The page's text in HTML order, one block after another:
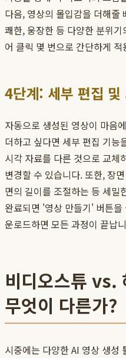
다음, 영상의 몰입감을 더해줄
쾌한, 웅장한 등 다양한 분위
어 클릭 몇 번으로 간단하게
4단계: 세부 편집 및
자동으로 생성된 영상이 마음
더하고 싶다면 세부 편집 기능
시각 자료를 다른 것으로 교체
변경할 수 있습니다. 또한, 장
면의 길이를 조절하는 등 세밀
완료되면 '영상 만들기' 버튼
운로드하면 모든 과정이 끝납
비디오스튜 vs.
무엇이 다른가?
시중에는 다양한 AI 영상 생성